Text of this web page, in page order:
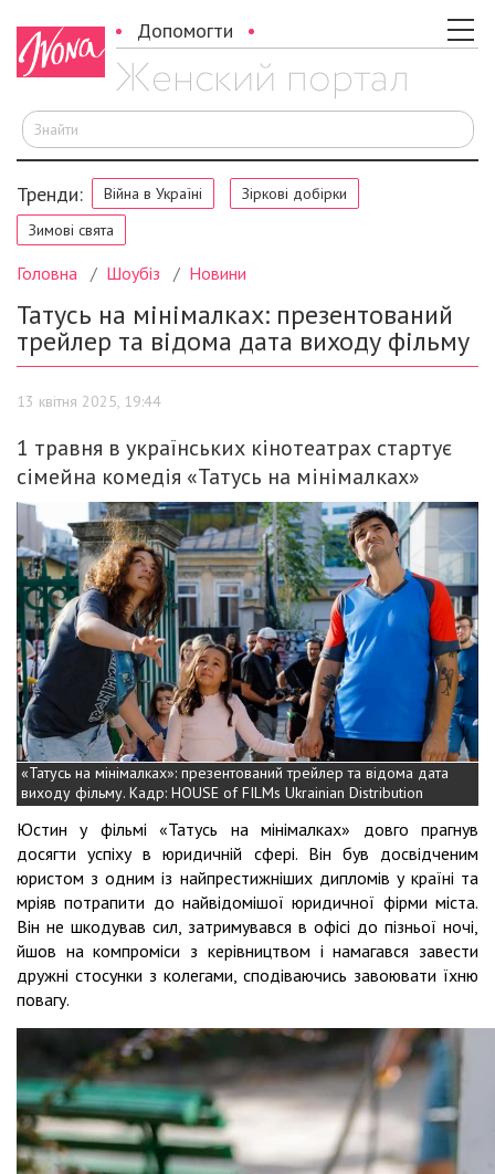
Допомогти
Тренди: Війна в Україні
Зіркові добірки
Зимові свята
Головна Шоубіз Новини
Татусь на мінімалках: презентований
трейлер та відома дата виходу фільму
13 квітня 2025, 19:44
1 травня в українських кінотеатрах стартує
сімейна комедія «Татусь на мінімалках»
«Татусь на мінімалках»: презентований трейлер та відома дата
виходу фільму. Кадр: HOUSE of FILMs Ukrainian Distribution
Юстин у фільмі «Татусь на мінімалках» довго прагнув
досягти успіху в юридичній сфері. Він був досвідченим
юристом з одним із найпрестижніших дипломів у країні та
мріяв потрапити до найвідомішої юридичної фірми міста.
Він не шкодував сил, затримувався в офісі до пізньої ночі,
йшов на компроміси з керівництвом і намагався завести
дружні стосунки з колегами, сподіваючись завоювати їхню
повагу.